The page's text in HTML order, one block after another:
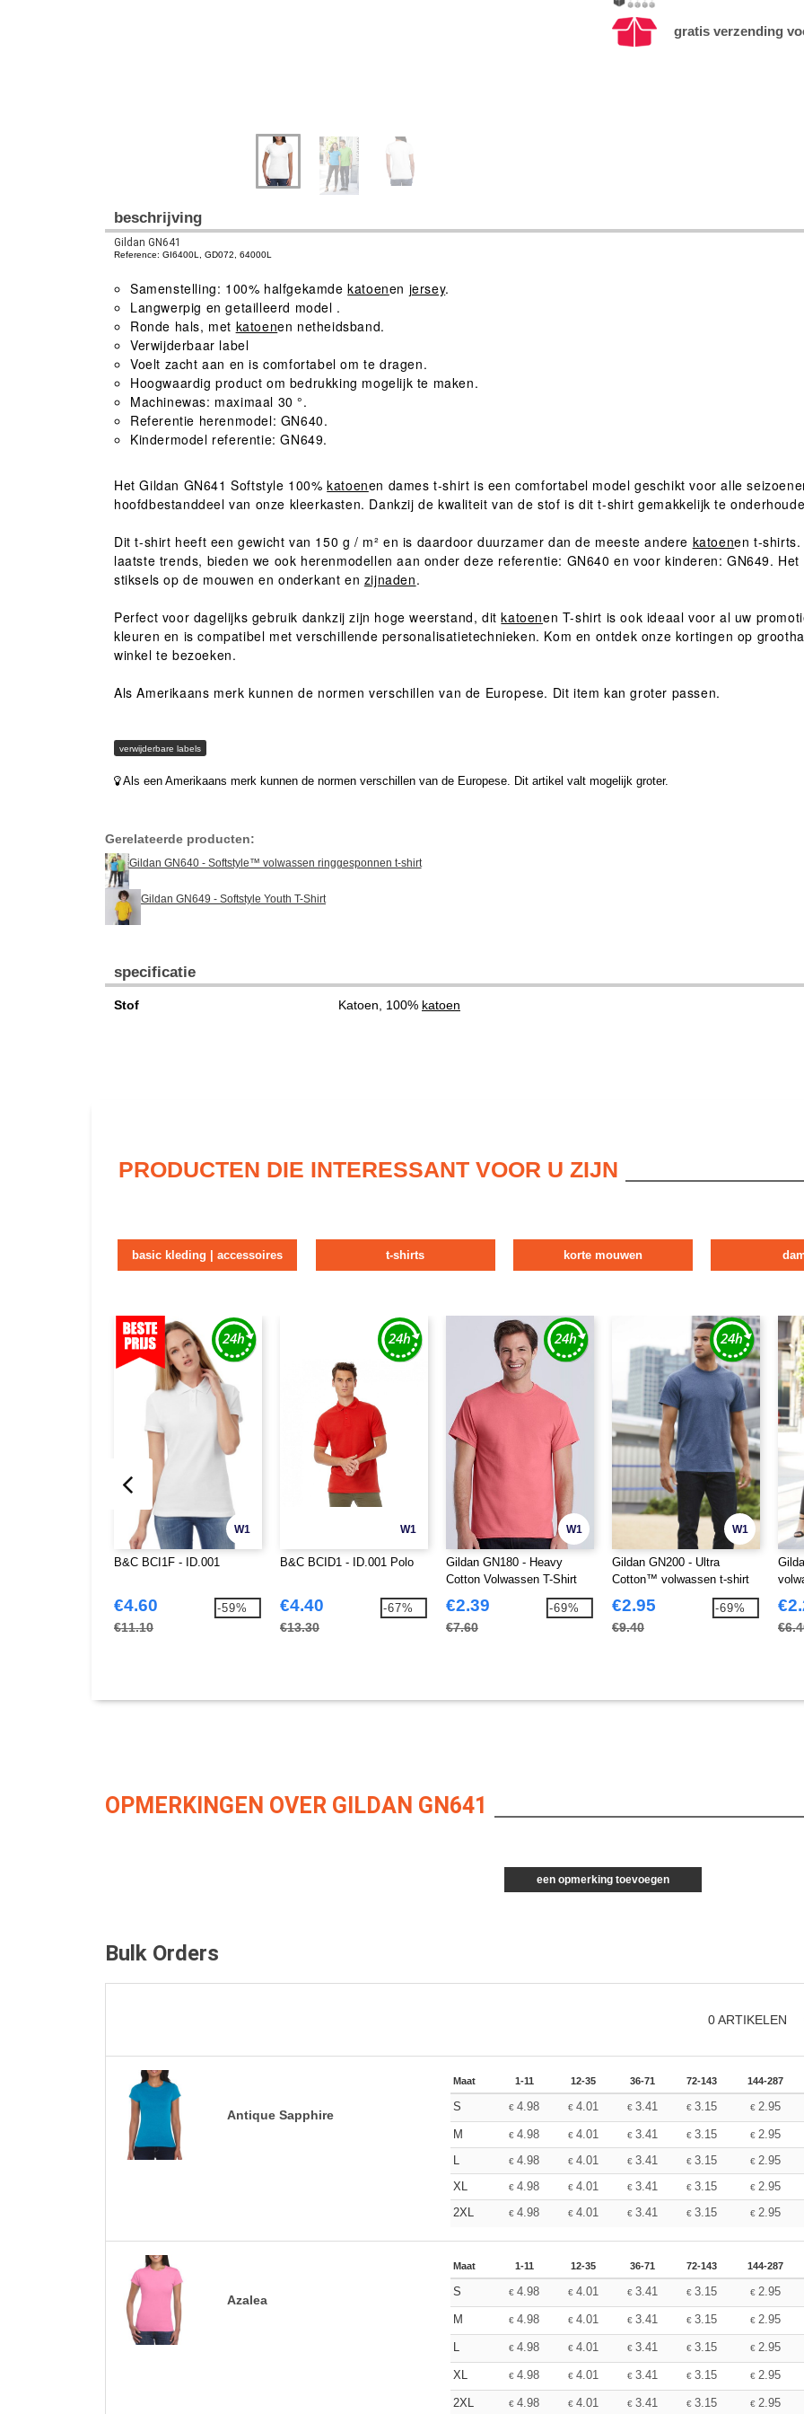
gratis verzending
beschrijving
Gildan GN641
Reference: GI6400L, GD072, 64000L
Samenstelling: 100% halfgekamdekatoenen jersey.
Langwerpig en getailleerd model .
Ronde hals, met katoenen netheidsband.
Verwijderbaar label
Voelt zacht aan en is comfortabel om te dragen.
Hoogwaardig product om bedrukking mogelijk te maken.
Machinewas: maximaal 30 °.
Referentie herenmodel: GN640.
Kindermodel referentie: GN649.
Het Gildan GN641 Softstyle 100%katoenen dames t-shirt is een comfortabel model geschikt voor alle
hoofdbestanddeel van onze kleerkasten. Dankzij de kwaliteit van de stof is dit t-shirt gemakkelijk te
Dit t-shirt heeft een gewicht van 150 g / m² en is daardoor duurzamer dan de meeste andere katoenen t-
laatste trends, bieden we ook herenmodellen aan onder deze referentie: GN640 en voor kinderen: GN649.
stiksels op de mouwen en onderkant en zijnaden.
Perfect voor dagelijks gebruik dankzij zijn hoge weerstand, ditkatoenen T-shirt is ook ideaal voor al uw
kleuren en is compatibel met verschillende personalisatietechnieken. Kom en ontdek onze kortingen op
winkel te bezoeken.
Als Amerikaans merk kunnen de normen verschillen van de Europese. Dit item kan groter passen.
verwijderbare labels
Als een Amerikaans merk kunnen de normen verschillen van de Europese. Dit artikel valt mogelijk groter.
Gerelateerde producten:
Gildan GN640 - Softstyle™ volwassen ringgesponnen t-shirt
Gildan GN649 - Softstyle Youth T-Shirt
specificatie
Stof Katoen, 100% katoen
PRODUCTEN DIE INTERESSANT VOOR U ZIJN
basic kleding | accessoires t-shirts korte mouwen
W1
B&C BCI1F - ID.001
€4.60
€11.10
-59%
W1
B&C BCID1 - ID.001 Polo
€4.40
€13.30
-67%
W1
Gildan GN180 - Heavy
Cotton Volwassen T-Shirt
€2.39
€7.60
-69%
W1
Gildan GN200 - Ultra
Cotton™ volwassen t-shirt
€2.95
€9.40
-69%
shirt
OPMERKINGEN OVER GILDAN GN641
een opmerking toevoegen
Bulk Orders
0ARTIKELEN
Antique Sapphire
Maat 1-11 12-35 36-71 72-143 144-287
S €4.98 €4.01 €3.41 €3.15 € 2.95
M €4.98 €4.01 €3.41 €3.15 € 2.95
L
€4.98 €4.01 €3.41 €3.15 € 2.95
XL
€4.98 €4.01 €3.41 €3.15 € 2.95
2XL
€4.98 €4.01 €3.41 €3.15 € 2.95
Azalea
Maat 1-11 12-35 36-71 72-143 144-287
S €4.98 €4.01 €3.41 €3.15 € 2.95
M €4.98 €4.01 €3.41 €3.15 € 2.95
L €4.98 €4.01 €3.41 €3.15 € 2.95
XL €4.98 €4.01 €3.41 €3.15 € 2.95
2XL €4.98 €4.01 €3.41 €3.15 € 2.95